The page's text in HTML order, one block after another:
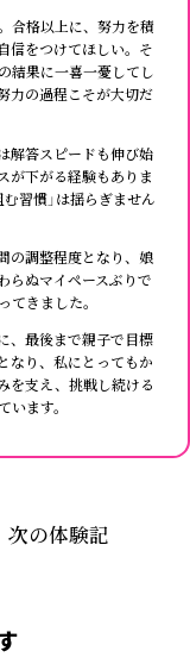
合格以上に、努力を積
信をつけてほしい。そ
結果に一喜一憂してし
力の過程こそが大切だ
解答スピードも伸び始
が下がる経験もありま
習慣」は揺らぎません
の調整程度となり、娘
らぬマイペースぶりで
きました。
、最後まで親子で目標
なり、私にとってもか
を支え、挑戦し続ける
ます。
次の体験記